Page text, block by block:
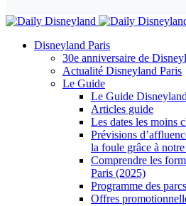
Disneyland Paris
30e anniversaire de
Actualité Disneyland Paris
Le Guide
Le Guide Disneyland
Articles guide
Les dates les moins
Prévisions
la foule grâce à
Comprendre les
Paris (2025)
Programme des parcs
Offres